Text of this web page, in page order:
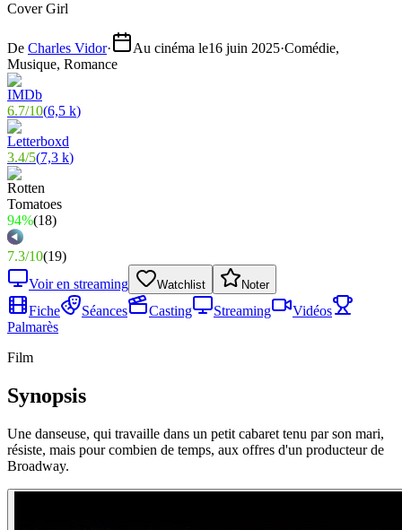
Cover Girl
De Charles Vidor· Au cinéma le16 juin 2025·Comédie,
Musique, Romance
6.7/10(6,5 k)
3.4/5(7,3 k)
94%(18)
7.3/10(19)
Voir en streaming
Watchlist Noter
Fiche Séances Casting Streaming
Vidéos
Palmarès
Film
Synopsis
Une danseuse, qui travaille dans un petit cabaret tenu par son mari,
résiste, mais pour combien de temps, aux offres d'un producteur de
Broadway.